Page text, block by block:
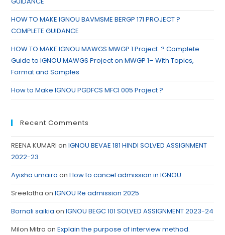
HOW TO MAKE IGNOU BAVMSME BERGP 171 PROJECT ?
COMPLETE GUIDANCE
HOW TO MAKE IGNOU MAWGS MWGP 1 Project ? Complete
Guide to IGNOU MAWGS Project on MWGP 1– With Topics,
Format and Samples
How to Make IGNOU PGDFCS MFCI 005 Project ?
Recent Comments
REENA KUMARI onIGNOU BEVAE 181 HINDI SOLVED ASSIGNMENT
2022-23
Ayisha umaira onHow to cancel admission in IGNOU
Sreelatha onIGNOU Re admission 2025
Bornali saikia onIGNOU BEGC 101 SOLVED ASSIGNMENT 2023-24
Milon Mitra onExplain the purpose of interview method.